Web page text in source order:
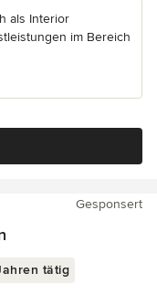
als Interior
im Bereich
Gesponsert
tätig